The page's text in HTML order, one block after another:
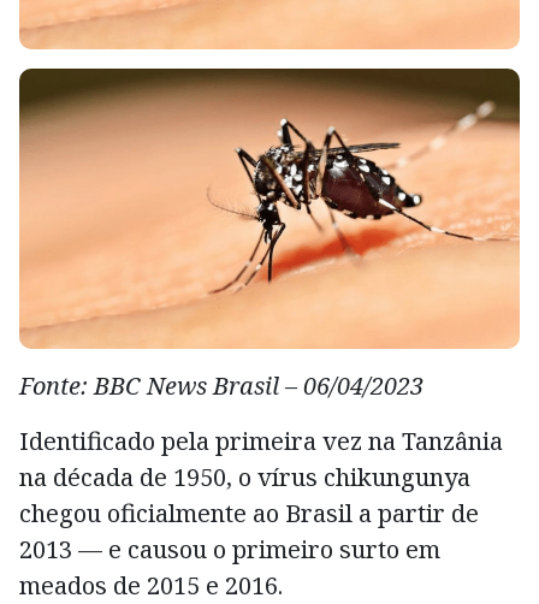
Fonte: BBC News Brasil – 06/04/2023
Identificado pela primeira vez na Tanzânia
na década de 1950, o vírus chikungunya
chegou oficialmente ao Brasil a partir de
2013 — e causou o primeiro surto em
meados de 2015 e 2016.